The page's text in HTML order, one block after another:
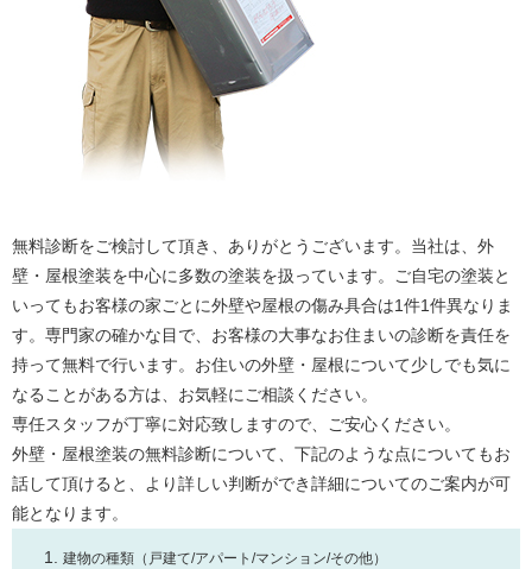
無料診断をご検討して頂き、ありがとうございます。当社は、外
壁・屋根塗装を中心に多数の塗装を扱っています。ご自宅の塗装と
いってもお客様の家ごとに外壁や屋根の傷み具合は1件1件異なりま
す。専門家の確かな目で、お客様の大事なお住まいの診断を責任を
持って無料で行います。お住いの外壁・屋根について少しでも気に
なることがある方は、お気軽にご相談ください。
専任スタッフが丁寧に対応致しますので、ご安心ください。
外壁・屋根塗装の無料診断について、下記のような点についてもお
話して頂けると、より詳しい判断ができ詳細についてのご案内が可
能となります。
建物の種類（戸建て/アパート/マンション/その他）